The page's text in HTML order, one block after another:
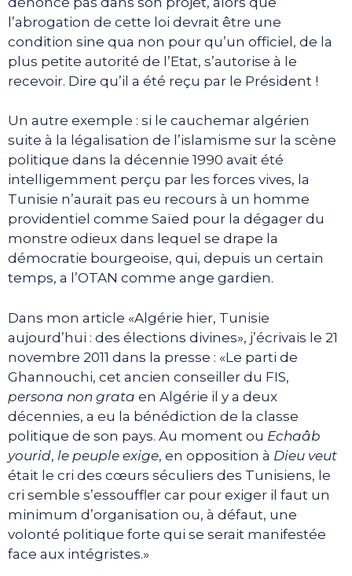
l’abrogation de cette loi devrait être une
condition sine qua non pour qu’un officiel, de la
plus petite autorité de l’Etat, s’autorise à le
recevoir. Dire qu’il a été reçu par le Président !
Un autre exemple : si le cauchemar algérien
suite à la légalisation de l’islamisme sur la scène
politique dans la décennie 1990 avait été
intelligemment perçu par les forces vives, la
Tunisie n’aurait pas eu recours à un homme
providentiel comme Saïed pour la dégager du
monstre odieux dans lequel se drape la
démocratie bourgeoise, qui, depuis un certain
temps, a l’OTAN comme ange gardien.
Dans mon article «Algérie hier, Tunisie
aujourd’hui : des élections divines», j’écrivais le 21
novembre 2011 dans la presse : «Le parti de
Ghannouchi, cet ancien conseiller du FIS,
persona non grata en Algérie il y a deux
décennies, a eu la bénédiction de la classe
politique de son pays. Au moment ou Echaâb
yourid, le peuple exige, en opposition à Dieu veut
était le cri des cœurs séculiers des Tunisiens, le
cri semble s’essouffler car pour exiger il faut un
minimum d’organisation ou, à défaut, une
volonté politique forte qui se serait manifestée
face aux intégristes.»